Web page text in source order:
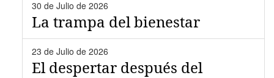
30 de Julio de 2026
La trampa del bienestar
23 de Julio de 2026
El despertar después del